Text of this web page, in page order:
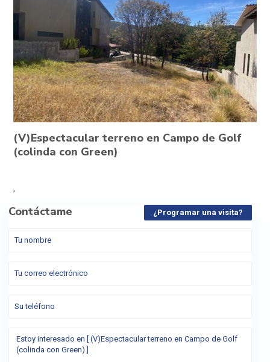
(V)Espectacular terreno en Campo de Golf
(colinda con Green)
,
Contáctame ¿Programar una visita?